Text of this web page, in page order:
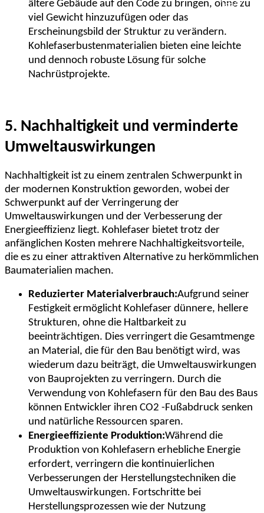
ältere Gebäude auf den Code zu bringen, ohne zu
viel Gewicht hinzuzufügen oder das
Erscheinungsbild der Struktur zu verändern.
Kohlefaserbustenmaterialien bieten eine leichte
und dennoch robuste Lösung für solche
Nachrüstprojekte.
5. Nachhaltigkeit und verminderte
Umweltauswirkungen
Nachhaltigkeit ist zu einem zentralen Schwerpunkt in
der modernen Konstruktion geworden, wobei der
Schwerpunkt auf der Verringerung der
Umweltauswirkungen und der Verbesserung der
Energieeffizienz liegt. Kohlefaser bietet trotz der
anfänglichen Kosten mehrere Nachhaltigkeitsvorteile,
die es zu einer attraktiven Alternative zu herkömmlichen
Baumaterialien machen.
Reduzierter Materialverbrauch:Aufgrund seiner
Festigkeit ermöglicht Kohlefaser dünnere, hellere
Strukturen, ohne die Haltbarkeit zu
beeinträchtigen. Dies verringert die Gesamtmenge
an Material, die für den Bau benötigt wird, was
wiederum dazu beiträgt, die Umweltauswirkungen
von Bauprojekten zu verringern. Durch die
Verwendung von Kohlefasern für den Bau des Baus
können Entwickler ihren CO2 -Fußabdruck senken
und natürliche Ressourcen sparen.
Energieeffiziente Produktion:Während die
Produktion von Kohlefasern erhebliche Energie
erfordert, verringern die kontinuierlichen
Verbesserungen der Herstellungstechniken die
Umweltauswirkungen. Fortschritte bei
Herstellungsprozessen wie der Nutzung